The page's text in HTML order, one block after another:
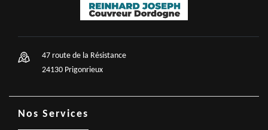
47 route de la Résistance
24130 Prigonrieux
Nos Services